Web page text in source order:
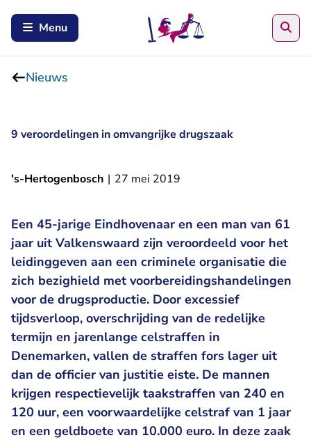
Menu
Nieuws
9 veroordelingen in omvangrijke drugszaak
's-Hertogenbosch | 27 mei 2019
Een 45-jarige Eindhovenaar en een man van 61
jaar uit Valkenswaard zijn veroordeeld voor het
leidinggeven aan een criminele organisatie die
zich bezighield met voorbereidingshandelingen
voor de drugsproductie. Door excessief
tijdsverloop, overschrijding van de redelijke
termijn en jarenlange celstraffen in
Denemarken, vallen de straffen fors lager uit
dan de officier van justitie eiste. De mannen
krijgen respectievelijk taakstraffen van 240 en
120 uur, een voorwaardelijke celstraf van 1 jaar
en een geldboete van 10.000 euro. In deze zaak